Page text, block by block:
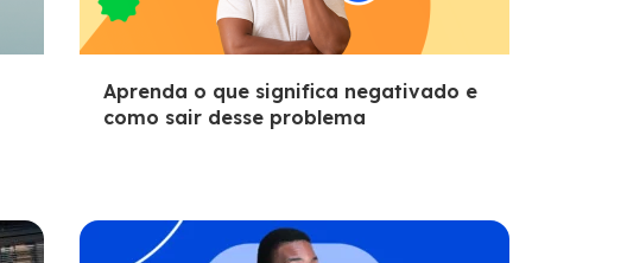
Aprenda o que significa negativado e
como sair desse problema